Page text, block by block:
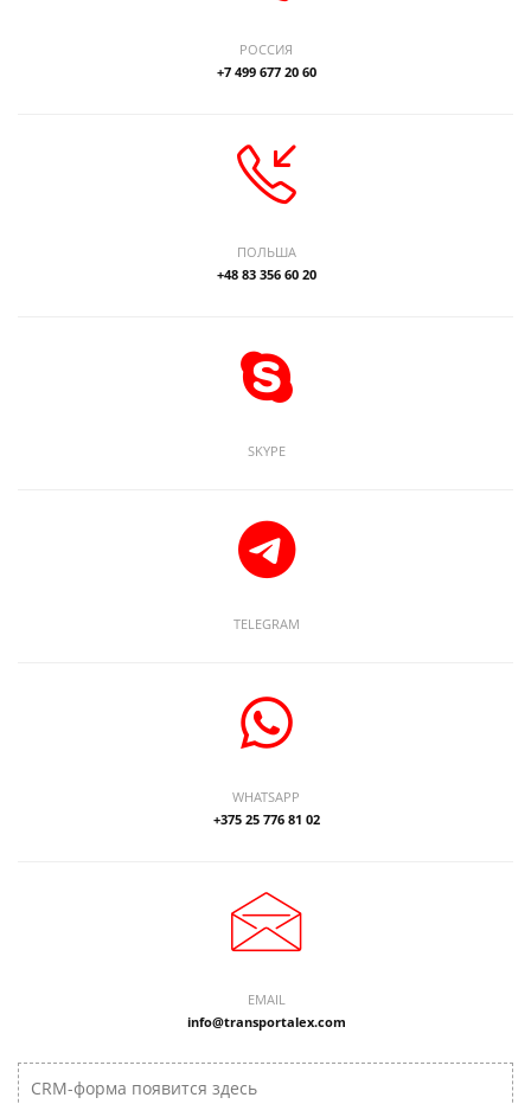
РОССИЯ
+7 499 677 20 60
ПОЛЬША
+48 83 356 60 20
SKYPE
TELEGRAM
WHATSAPP
+375 25 776 81 02
EMAIL
info@transportalex.com
CRM-форма появится здесь